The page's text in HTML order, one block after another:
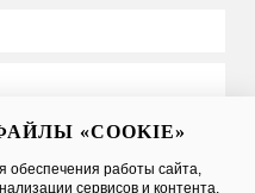
«COOKIE»
работы сайта,
сервисов и контента,